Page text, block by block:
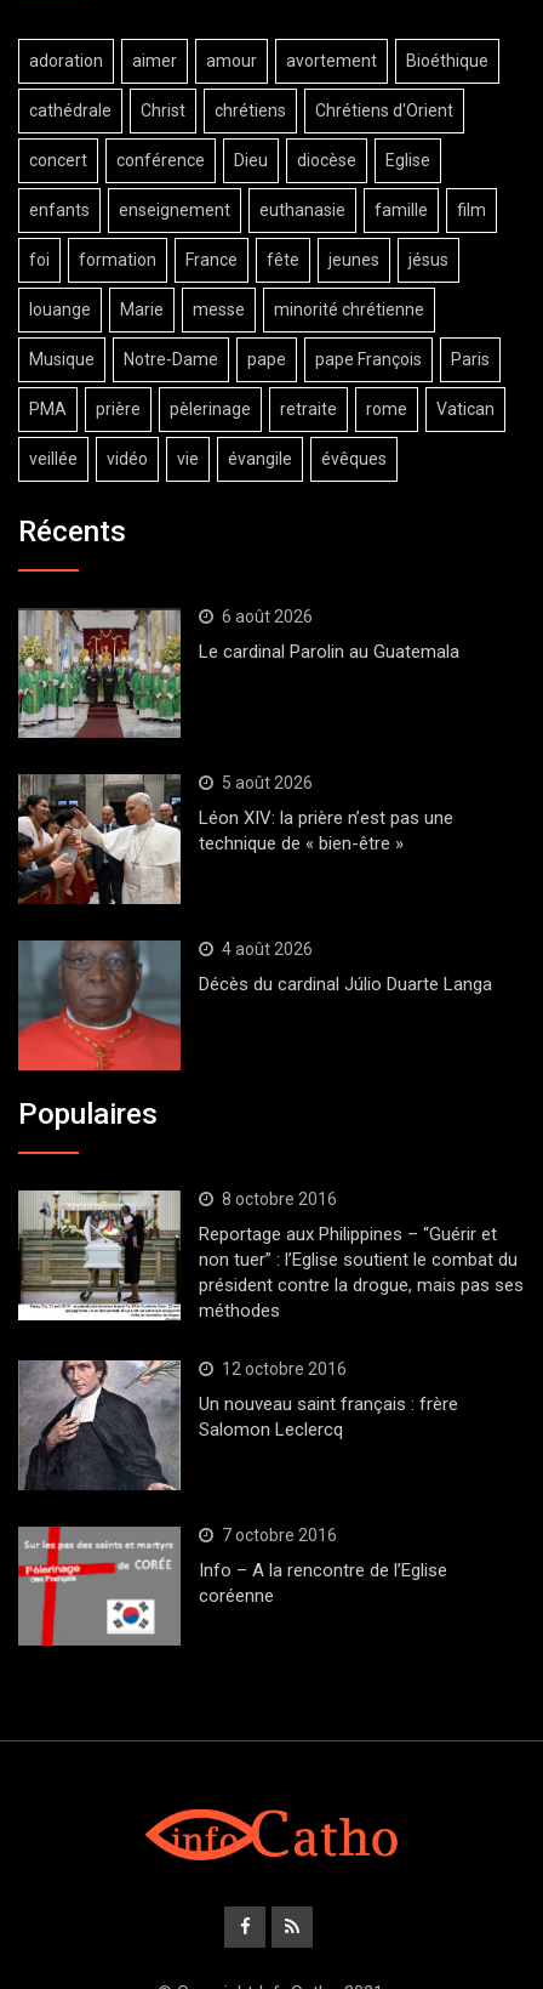
adoration aimer amour avortement Bioéthique
cathédrale Christ chrétiens Chrétiens d'Orient
concert conférence Dieu diocèse Eglise
enfants enseignement euthanasie famille film
foi formation France fête jeunes jésus
louange Marie messe minorité chrétienne
Musique Notre-Dame pape pape François Paris
PMA prière pèlerinage retraite rome Vatican
veillée vidéo vie évangile évêques
Récents
6 août 2026
Le cardinal Parolin au Guatemala
5 août 2026
Léon XIV: la prière n’est pas une
technique de « bien-être »
4 août 2026
Décès du cardinal Júlio Duarte Langa
Populaires
8 octobre 2016
Reportage aux Philippines – “Guérir et
non tuer” : l’Eglise soutient le combat du
président contre la drogue, mais pas ses
méthodes
12 octobre 2016
Un nouveau saint français : frère
Salomon Leclercq
7 octobre 2016
Info – A la rencontre de l’Eglise
coréenne